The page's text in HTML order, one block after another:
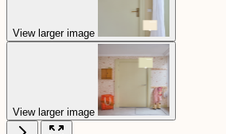
View larger image
View larger image